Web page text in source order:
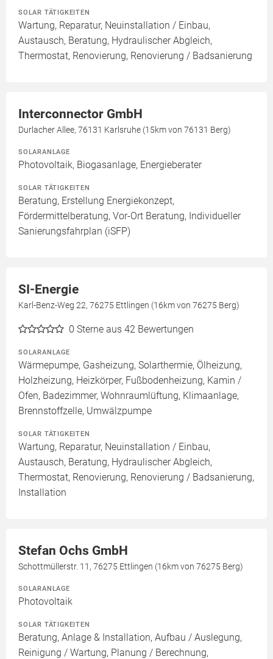
SOLAR TÄTIGKEITEN
Wartung, Reparatur, Neuinstallation / Einbau,
Austausch, Beratung, Hydraulischer Abgleich,
Thermostat, Renovierung, Renovierung / Badsanierung
Interconnector GmbH
Durlacher Allee, 76131 Karlsruhe (15km von 76131 Berg)
SOLARANLAGE
Photovoltaik, Biogasanlage, Energieberater
SOLAR TÄTIGKEITEN
Beratung, Erstellung Energiekonzept,
Fördermittelberatung, Vor-Ort Beratung, Individueller
Sanierungsfahrplan (iSFP)
SI-Energie
Karl-Benz-Weg 22, 76275 Ettlingen (16km von 76275 Berg)
0 Sterne aus 42 Bewertungen
SOLARANLAGE
Wärmepumpe, Gasheizung, Solarthermie, Ölheizung,
Holzheizung, Heizkörper, Fußbodenheizung, Kamin /
Ofen, Badezimmer, Wohnraumlüftung, Klimaanlage,
Brennstoffzelle, Umwälzpumpe
SOLAR TÄTIGKEITEN
Wartung, Reparatur, Neuinstallation / Einbau,
Austausch, Beratung, Hydraulischer Abgleich,
Thermostat, Renovierung, Renovierung / Badsanierung,
Installation
Stefan Ochs GmbH
Schottmüllerstr. 11, 76275 Ettlingen (16km von 76275 Berg)
SOLARANLAGE
Photovoltaik
SOLAR TÄTIGKEITEN
Beratung, Anlage & Installation, Aufbau / Auslegung,
Reinigung / Wartung, Planung / Berechnung,